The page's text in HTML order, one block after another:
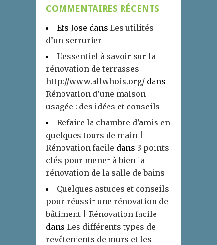
COMMENTAIRES RÉCENTS
Ets Jose dans Les utilités
d’un serrurier
L’essentiel à savoir sur la
rénovation de terrasses
http://www.allwhois.org/ dans
Rénovation d’une maison
usagée : des idées et conseils
Refaire la chambre d'amis en
quelques tours de main |
Rénovation facile dans 3 points
clés pour mener à bien la
rénovation de la salle de bains
Quelques astuces et conseils
pour réussir une rénovation de
bâtiment | Rénovation facile
dans Les différents types de
revêtements de murs et les